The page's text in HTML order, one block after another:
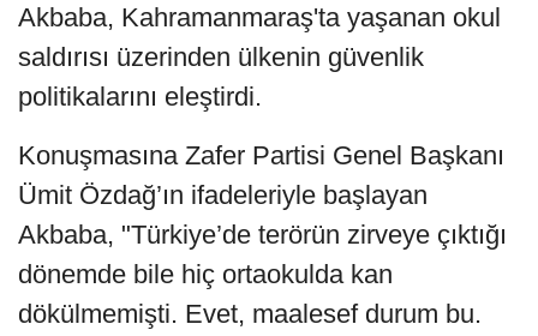
Akbaba, Kahramanmaraş'ta yaşanan okul
saldırısı üzerinden ülkenin güvenlik
politikalarını eleştirdi.
Konuşmasına Zafer Partisi Genel Başkanı
Ümit Özdağ’ın ifadeleriyle başlayan
Akbaba, "Türkiye’de terörün zirveye çıktığı
dönemde bile hiç ortaokulda kan
dökülmemişti. Evet, maalesef durum bu.